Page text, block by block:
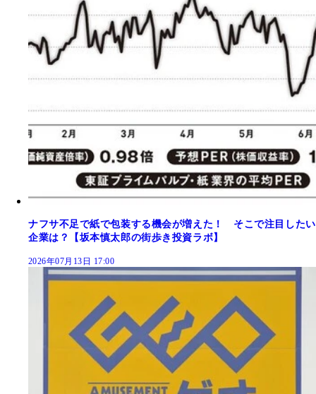
ナフサ不足で紙で包装する機会が増えた！ そこで注目したい
企業は？【坂本慎太郎の街歩き投資ラボ】
2026年07月13日 17:00